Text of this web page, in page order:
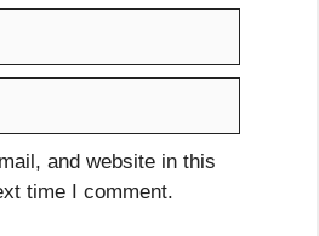
and website in this
time I comment.